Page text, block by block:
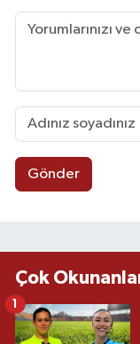
Gönder
Çok
1